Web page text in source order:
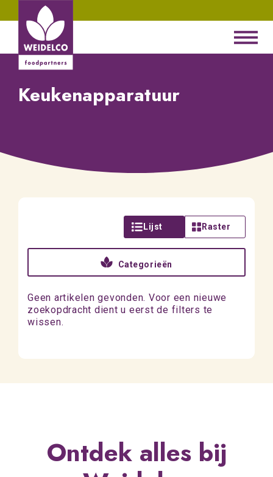
Keukenapparatuur
Lijst Raster
Categorieën
Geen artikelen gevonden. Voor een nieuwe
zoekopdracht dient u eerst de filters te
wissen.
Ontdek alles bij